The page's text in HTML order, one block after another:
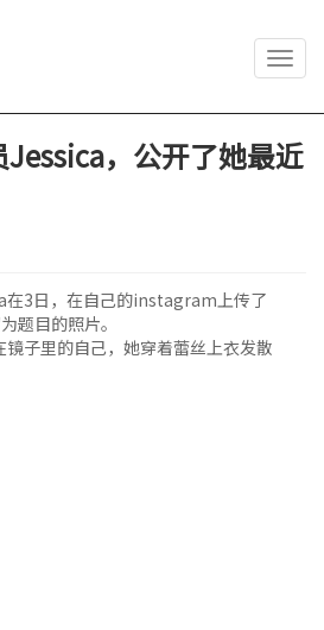
，公开了她最近
在3日，在自己的instagram上传了
题目的照片。
子里的自己，她穿着蕾丝上衣发散